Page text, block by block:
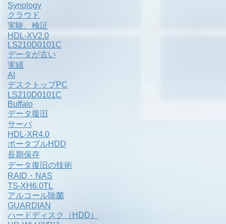
Synology
クラウド
実験、検証
HDL-XV2.0
LS210D0101C
データが古い
実績
AI
デスクトップPC
LS210D0101C
Buffalo
データ復旧
サーバ
HDL-XR4.0
ポータブルHDD
長期保存
データ復旧の技術
RAID・NAS
TS-XH6.0TL
アルコール除菌
GUARDIAN
ハードディスク（HDD）